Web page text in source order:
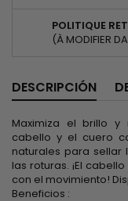
POLITIQUE
(À MODIFIER
DESCRIPCIÓN
Maximiza el brillo
cabello y el cuero
naturales para sellar
las roturas. ¡El
con el movimiento!
Beneficios :